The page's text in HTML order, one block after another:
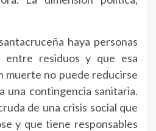
haya personas
entre residuos y que esa
muerte no puede reducirse
una contingencia sanitaria.
de una crisis social que
y que tiene responsables